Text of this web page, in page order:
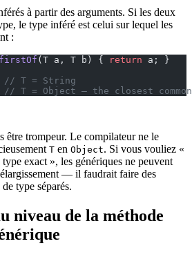
à partir des arguments. Si les deux
le type inféré est celui sur lequel les
:
firstOf (T a, T b) { return a; }
// T = String
// T = Object — the closest
être trompeur. Le compilateur ne le
T en Object. Si vous vouliez «
exact », les génériques ne peuvent
— il faudrait faire des
type séparés.
niveau de la méthode